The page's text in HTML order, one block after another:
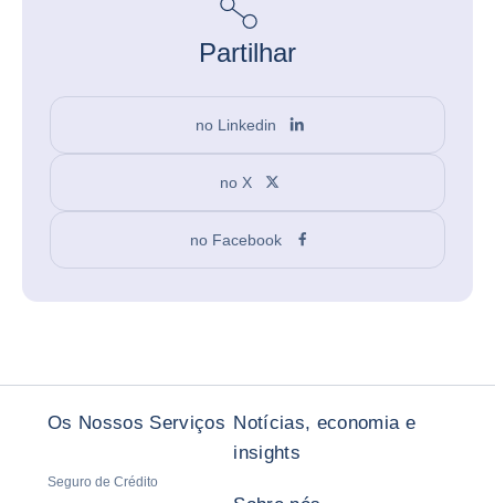
Partilhar
no Linkedin
no X
no Facebook
Os Nossos Serviços
Seguro de Crédito
Notícias, economia e
insights